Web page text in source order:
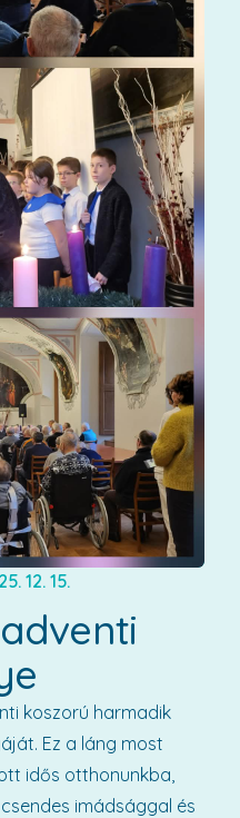
12. 15.
koszorú harmadik
Ez a láng most
idős otthonunkba,
imádsággal és